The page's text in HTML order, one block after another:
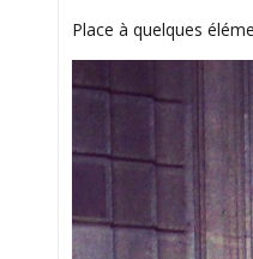
Place à quelques